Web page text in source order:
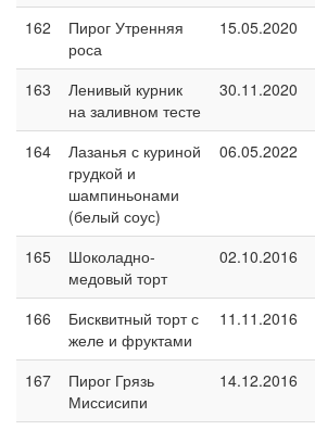
162
Пирог Утренняя
роса
15.05.2020
163
Ленивый курник
на заливном тесте
30.11.2020
164
Лазанья с куриной
грудкой и
шампиньонами
(белый соус)
06.05.2022
165
Шоколадно-
медовый торт
02.10.2016
166
Бисквитный торт с
желе и фруктами
11.11.2016
167
Пирог Грязь
Миссисипи
14.12.2016